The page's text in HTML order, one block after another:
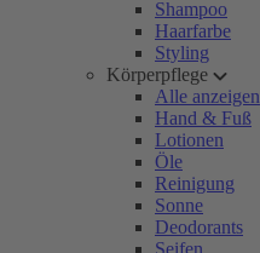
Shampoo
Haarfarbe
Styling
Körperpflege
Alle anzeigen
Hand & Fuß
Lotionen
Öle
Reinigung
Sonne
Deodorants
Seifen